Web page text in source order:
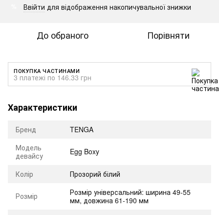
Ввійти для відображення накопичувальної знижки
До обраного Порівняти
ПОКУПКА ЧАСТИНАМИ
3 платежі по 146.33 грн
Характеристики
Бренд
TENGA
Модель
девайсу
Egg Boxy
Колір Прозорий білий
Розмір
Розмір універсальний: ширина 49-55
мм, довжина 61-190 мм